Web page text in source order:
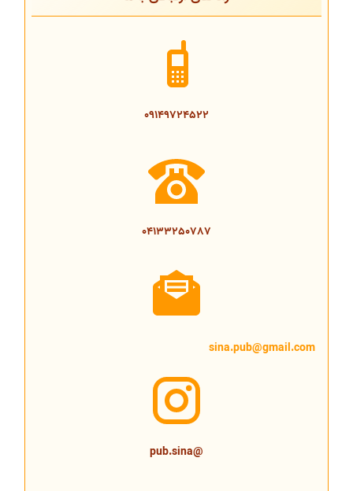
09149724522
04133250787
sina.pub@gmail.com
@pub.sina